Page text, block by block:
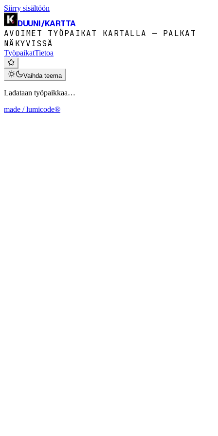
Siirry sisältöön
DUUNI/KARTTA
AVOIMET TYÖPAIKAT KARTALLA — PALKAT
NÄKYVISSÄ
TyöpaikatTietoa
Vaihda teema
Ladataan työpaikkaa…
made / lumicode®